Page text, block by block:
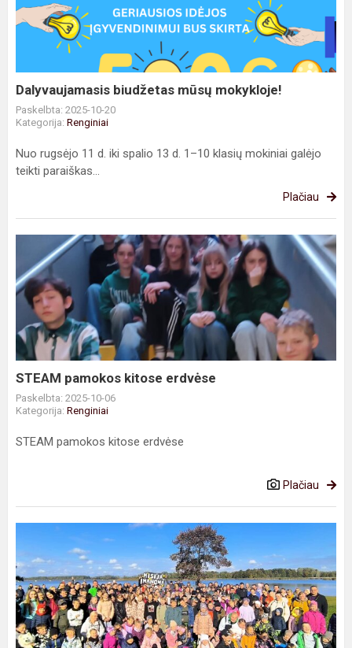
mokykloje!
Dalyvaujamasis biudžetas mūsų mokykloje!
Paskelbta: 2025-10-20
Kategorija: Renginiai
Nuo rugsėjo 11 d. iki spalio 13 d. 1–10 klasių mokiniai galėjo
teikti paraiškas...
Plačiau
pamokos
kitose
erdvėse
STEAM pamokos kitose erdvėse
Paskelbta: 2025-10-06
Kategorija: Renginiai
STEAM pamokos kitose erdvėse
Plačiau
žygis
-
Misija
Įmanoma'25